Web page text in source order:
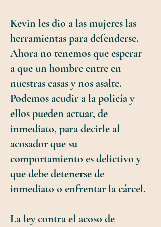
Kevin les dio a las mujeres las
herramientas para defenderse.
Ahora no tenemos que esperar
a que un hombre entre en
nuestras casas y nos asalte.
Podemos acudir a la policía y
ellos pueden actuar, de
inmediato, para decirle al
acosador que su
comportamiento es delictivo y
que debe detenerse de
inmediato o enfrentar la cárcel.
La ley contra el acoso de